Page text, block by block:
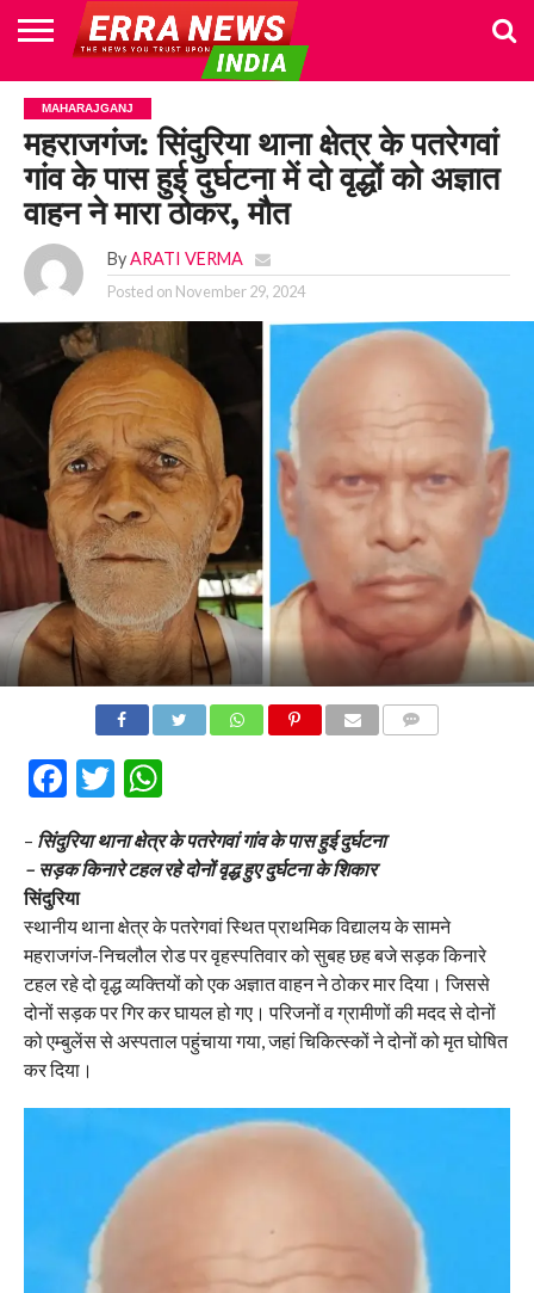
HOME
POLITICS
NEWS
BUSINESS
CULTURE
NATIONAL
SPORTS
LIFESTYLE
TRAVEL
OPINION
BREAKING
NEWS
ENTERTAINMENT
WORLD
CRIME
JOIN
US
MAHARAJGANJ
महराजगंज: सिंदुरिया थाना क्षेत्र के पतरेगवां
गांव के पास हुई दुर्घटना में दो वृद्धों को अज्ञात
वाहन ने मारा ठोकर, मौत
By ARATI VERMA
Posted on November 29, 2024
Facebook
Twitter
WhatsApp
– सिंदुरिया थाना क्षेत्र के पतरेगवां गांव के पास हुई दुर्घटना
– सड़क किनारे टहल रहे दोनों वृद्ध हुए दुर्घटना के शिकार
सिंदुरिया
स्थानीय थाना क्षेत्र के पतरेगवां स्थित प्राथमिक विद्यालय के सामने
महराजगंज-निचलौल रोड पर वृहस्पतिवार को सुबह छह बजे सड़क किनारे
टहल रहे दो वृद्ध व्यक्तियों को एक अज्ञात वाहन ने ठोकर मार दिया। जिससे
दोनों सड़क पर गिर कर घायल हो गए। परिजनों व ग्रामीणों की मदद से दोनों
को एम्बुलेंस से अस्पताल पहुंचाया गया, जहां चिकित्स्कों ने दोनों को मृत घोषित
कर दिया।